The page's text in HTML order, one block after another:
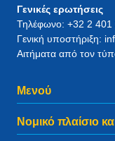
Γενικές ερωτήσεις
Τηλέφωνο: +32 2 401
Γενική υποστήριξη:
Αιτήματα από τον
Μενού
Νομικό πλαίσιο